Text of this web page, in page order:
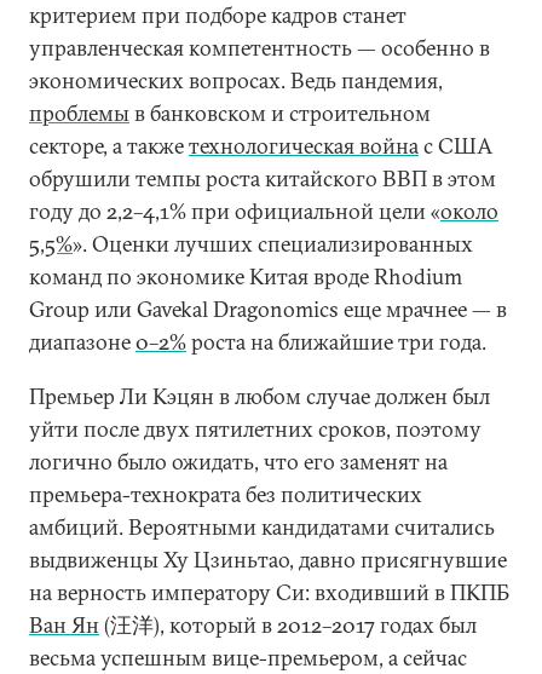
критерием при подборе кадров станет
управленческая компетентность — особенно в
экономических вопросах. Ведь пандемия,
проблемыв банковском и строительном
секторе, а такжетехнологическая войнас США
обрушили темпы роста китайского ВВП в этом
году до 2,2–4,1% при официальной цели «около
5,5%». Оценки лучших специализированных
команд по экономике Китая вроде Rhodium
Group или Gavekal Dragonomics еще мрачнее — в
диапазоне0–2%роста на ближайшие три года.
Премьер Ли Кэцян в любом случае должен был
уйти после двух пятилетних сроков, поэтому
логично было ожидать, что его заменят на
премьера-технократа без политических
амбиций. Вероятными кандидатами считались
выдвиженцы Ху Цзиньтао, давно присягнувшие
на верность императору Си: входивший в ПКПБ
Ван Ян (汪洋), который в 2012–2017 годах был
весьма успешным вице-премьером, а сейчас